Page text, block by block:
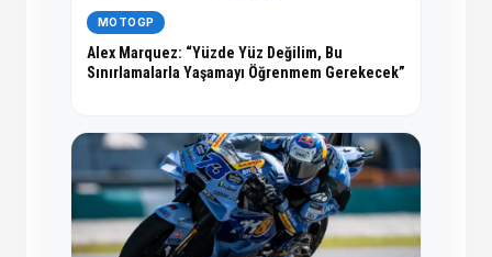
MOTOGP
Alex Marquez: “Yüzde Yüz Değilim, Bu
Sınırlamalarla Yaşamayı Öğrenmem Gerekecek”